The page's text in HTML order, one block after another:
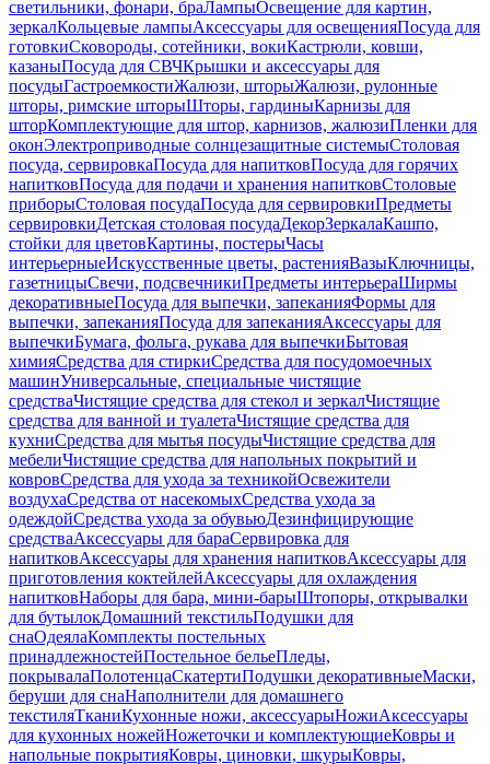
светильники, фонари, браЛампыОсвещение для картин,
зеркалКольцевые лампыАксессуары для освещенияПосуда для
готовкиСковороды, сотейники, вокиКастрюли, ковши,
казаныПосуда для СВЧКрышки и аксессуары для
посудыГастроемкостиЖалюзи, шторыЖалюзи, рулонные
шторы, римские шторыШторы, гардиныКарнизы для
шторКомплектующие для штор, карнизов, жалюзиПленки для
оконЭлектроприводные солнцезащитные системыСтоловая
посуда, сервировкаПосуда для напитковПосуда для горячих
напитковПосуда для подачи и хранения напитковСтоловые
приборыСтоловая посудаПосуда для сервировкиПредметы
сервировкиДетская столовая посудаДекорЗеркалаКашпо,
стойки для цветовКартины, постерыЧасы
интерьерныеИскусственные цветы, растенияВазыКлючницы,
газетницыСвечи, подсвечникиПредметы интерьераШирмы
декоративныеПосуда для выпечки, запеканияФормы для
выпечки, запеканияПосуда для запеканияАксессуары для
выпечкиБумага, фольга, рукава для выпечкиБытовая
химияСредства для стиркиСредства для посудомоечных
машинУниверсальные, специальные чистящие
средстваЧистящие средства для стекол и зеркалЧистящие
средства для ванной и туалетаЧистящие средства для
кухниСредства для мытья посудыЧистящие средства для
мебелиЧистящие средства для напольных покрытий и
ковровСредства для ухода за техникойОсвежители
воздухаСредства от насекомыхСредства ухода за
одеждойСредства ухода за обувьюДезинфицирующие
средстваАксессуары для бараСервировка для
напитковАксессуары для хранения напитковАксессуары для
приготовления коктейлейАксессуары для охлаждения
напитковНаборы для бара, мини-барыШтопоры, открывалки
для бутылокДомашний текстильПодушки для
снаОдеялаКомплекты постельных
принадлежностейПостельное бельеПледы,
покрывалаПолотенцаСкатертиПодушки декоративныеМаски,
беруши для снаНаполнители для домашнего
текстиляТканиКухонные ножи, аксессуарыНожиАксессуары
для кухонных ножейНожеточки и комплектующиеКовры и
напольные покрытияКовры, циновки, шкурыКовры,